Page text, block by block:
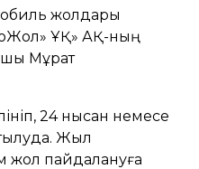
жолдары
ҰҚ» АҚ-ның
Мұрат
24 нысан немесе
Жыл
жол пайдалануға